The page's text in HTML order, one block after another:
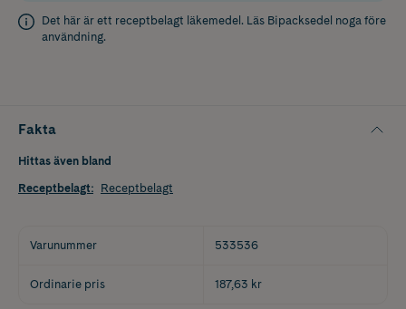
Det här är ett receptbelagt läkemedel. Läs Bipacksedel noga före
användning.
Fakta
Hittas även bland
Receptbelagt: Receptbelagt
Varunummer 533536
Ordinarie pris 187,63 kr